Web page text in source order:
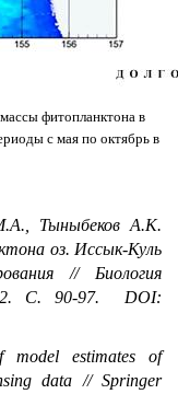
фитопланктона в
с мая по октябрь в
Тыныбеков А.К.
оз. Иссык-Куль
// Биология
2. С. 90-97. DOI:
model estimates of
data // Springer